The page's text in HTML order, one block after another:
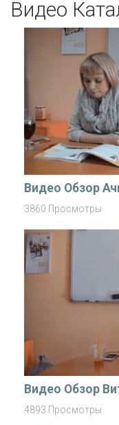
Видео
Видео Обзор
3860 Просмотры
Видео Обзор
4893 Просмотры